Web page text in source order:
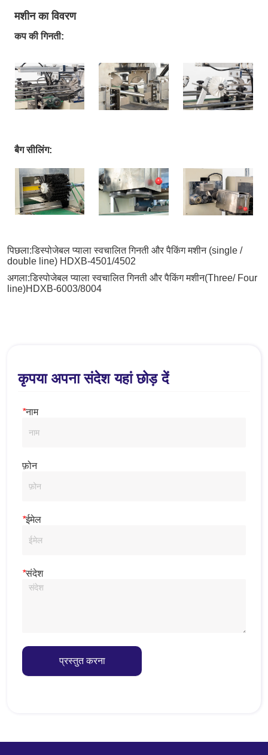
पिछला:डिस्पोजेबल प्याला स्वचालित गिनती और पैकिंग मशीन (single /
double line) HDXB-4501/4502
अगला:डिस्पोजेबल प्याला स्वचालित गिनती और पैकिंग मशीन(Three/ Four
line)HDXB-6003/8004
कृपया अपना संदेश यहां छोड़ दें
*नाम
फ़ोन
*ईमेल
*संदेश
प्रस्तुत करना